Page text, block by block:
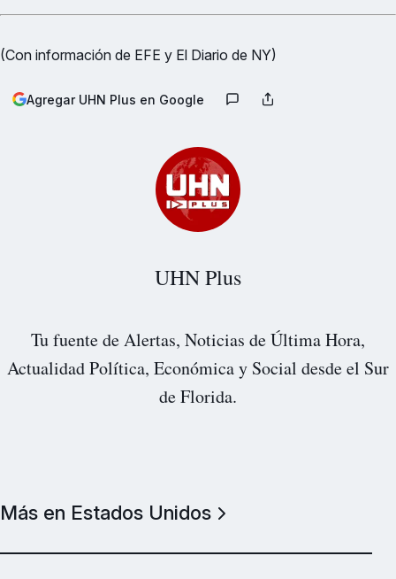
(Con información de EFE y El Diario de NY)
Agregar UHN Plus en Google
UHN Plus
Tu fuente de Alertas, Noticias de Última Hora,
Actualidad Política, Económica y Social desde el Sur
de Florida.
Más en Estados Unidos